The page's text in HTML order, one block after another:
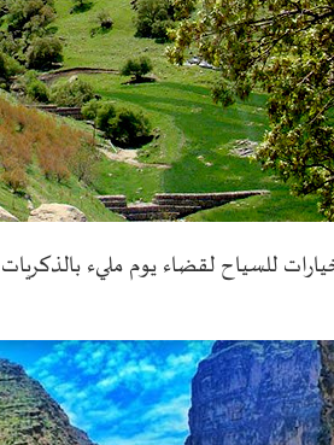
للسياح لقضاء يوم مليء